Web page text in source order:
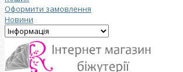
Оформити замовлення
Новини